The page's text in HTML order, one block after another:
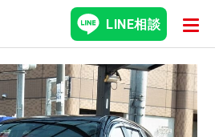
LINE相談